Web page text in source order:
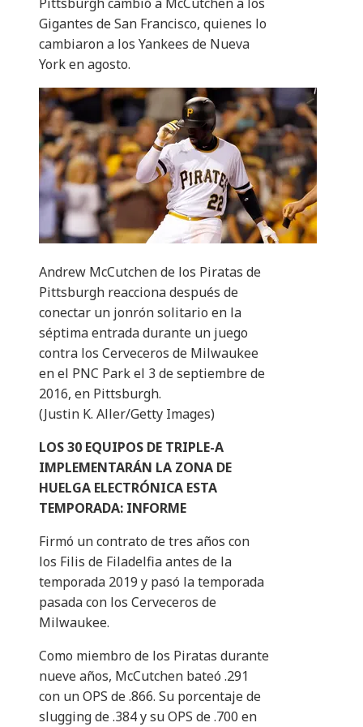
Gigantes de San Francisco, quienes lo
cambiaron a los Yankees de Nueva
York en agosto.
Andrew McCutchen de los Piratas de
Pittsburgh reacciona después de
conectar un jonrón solitario en la
séptima entrada durante un juego
contra los Cerveceros de Milwaukee
en el PNC Park el 3 de septiembre de
2016, en Pittsburgh.
(Justin K. Aller/Getty Images)
LOS 30 EQUIPOS DE TRIPLE-A
IMPLEMENTARÁN LA ZONA DE
HUELGA ELECTRÓNICA ESTA
TEMPORADA: INFORME
Firmó un contrato de tres años con
los Filis de Filadelfia antes de la
temporada 2019 y pasó la temporada
pasada con los Cerveceros de
Milwaukee.
Como miembro de los Piratas durante
nueve años, McCutchen bateó .291
con un OPS de .866. Su porcentaje de
slugging de .384 y su OPS de .700 en